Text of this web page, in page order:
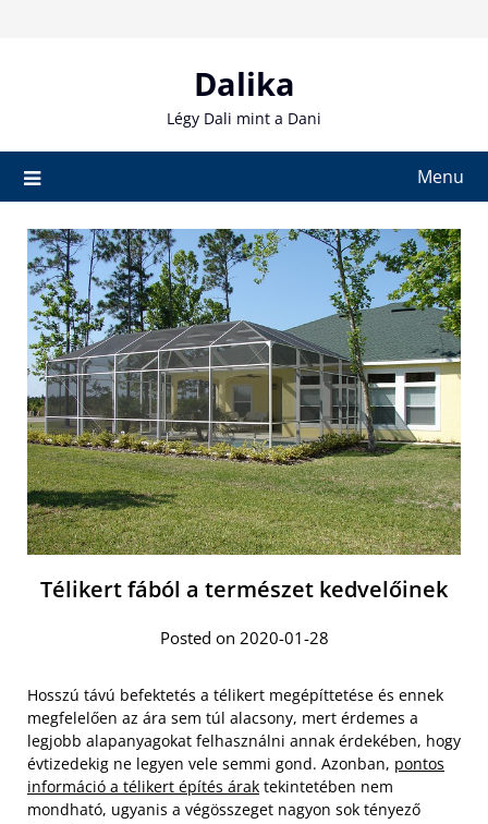
Dalika
Légy Dali mint a Dani
Menu
Télikert fából a természet kedvelőinek
Posted on 2020-01-28
Hosszú távú befektetés a télikert megépíttetése és ennek
megfelelően az ára sem túl alacsony, mert érdemes a
legjobb alapanyagokat felhasználni annak érdekében, hogy
évtizedekig ne legyen vele semmi gond. Azonban, pontos
információ a télikert építés árak tekintetében nem
mondható, ugyanis a végösszeget nagyon sok tényező